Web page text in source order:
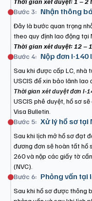
Bước 3: Nhận thông
Đây là bước quan trọng
theo quy định lao động tại
Thời gian xét duyệt: 12 –
Bước 4: Nộp đơn I-140
Sau khi được cấp LC, nhà
USCIS để xin bảo lãnh lao
Thời gian xét duyệt đơn I-
USCIS phê duyệt, hồ sơ
Visa Bulletin.
Bước 5: Xử lý hồ sơ tại
Sau khi lịch mở hồ sơ đạt
đương đơn sẽ hoàn tất hồ
260 và nộp các giấy tờ
(NVC).
Bước 6: Phỏng vấn tại
Sau khi hồ sơ được thông